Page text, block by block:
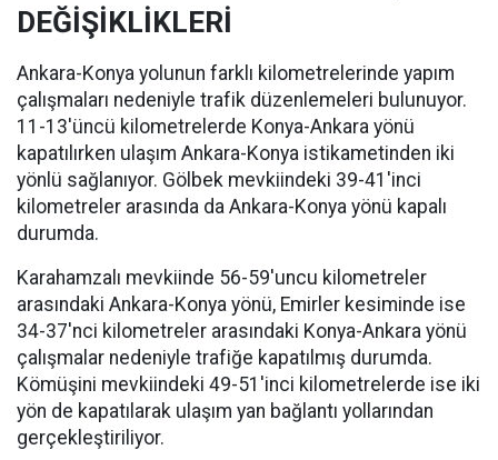
DEĞİŞİKLİKLERİ
Ankara-Konya yolunun farklı kilometrelerinde yapım
çalışmaları nedeniyle trafik düzenlemeleri bulunuyor.
11-13'üncü kilometrelerde Konya-Ankara yönü
kapatılırken ulaşım Ankara-Konya istikametinden iki
yönlü sağlanıyor. Gölbek mevkiindeki 39-41'inci
kilometreler arasında da Ankara-Konya yönü kapalı
durumda.
Karahamzalı mevkiinde 56-59'uncu kilometreler
arasındaki Ankara-Konya yönü, Emirler kesiminde ise
34-37'nci kilometreler arasındaki Konya-Ankara yönü
çalışmalar nedeniyle trafiğe kapatılmış durumda.
Kömüşini mevkiindeki 49-51'inci kilometrelerde ise iki
yön de kapatılarak ulaşım yan bağlantı yollarından
gerçekleştiriliyor.